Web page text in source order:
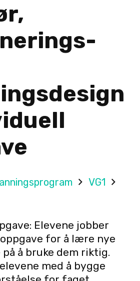
VG1
Elevene jobber
for å lære nye
å bruke dem riktig.
med å bygge